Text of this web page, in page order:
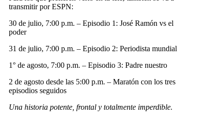
transmitir por ESPN:
30 de julio, 7:00 p.m. – Episodio 1: José Ramón vs el
poder
31 de julio, 7:00 p.m. – Episodio 2: Periodista mundial
1° de agosto, 7:00 p.m. – Episodio 3: Padre nuestro
2 de agosto desde las 5:00 p.m. – Maratón con los tres
episodios seguidos
Una historia potente, frontal y totalmente imperdible.